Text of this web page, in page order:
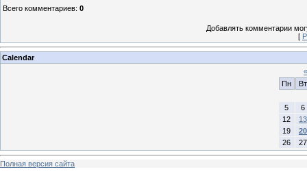
Всего комментариев: 0
Добавлять комментарии
[
Calendar
«
Пн
Вт
5
6
12
13
19
20
26
27
Полная версия сайта